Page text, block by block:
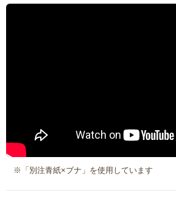
※「別注青紙×ブナ」を使用しています